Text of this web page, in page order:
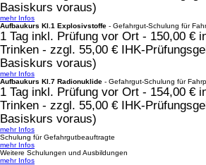
Basiskurs voraus)
mehr Infos
Aufbaukurs Kl.1 Explosivstoffe - Gefahrgut-Schulung für
1 Tag inkl. Prüfung vor Ort - 150,00 €
Trinken - zzgl. 55,00 € IHK-
Basiskurs voraus)
mehr Infos
Aufbaukurs Kl.7 Radionuklide - Gefahrgut-Schulung für
1 Tag inkl. Prüfung vor Ort - 154,00 €
Trinken - zzgl. 55,00 € IHK-
Basiskurs voraus)
mehr Infos
Schulung für Gefahrgutbeauftragte
mehr Infos
Weitere Schulungen und Ausbildungen
mehr Infos